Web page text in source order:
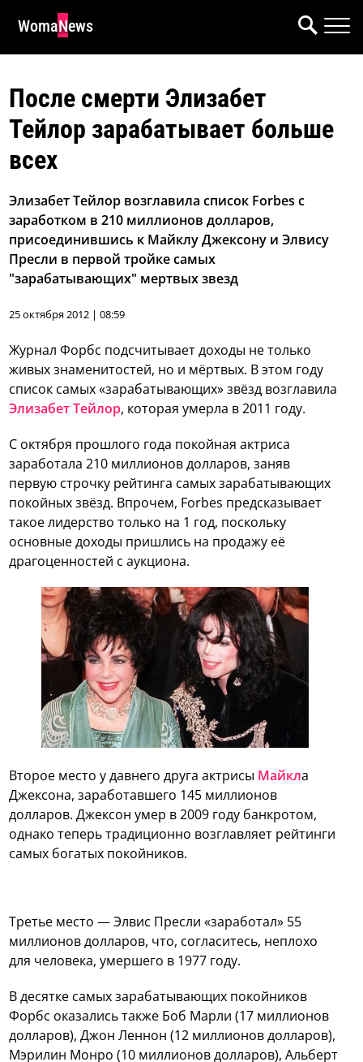
WomaNews
После смерти Элизабет
Тейлор зарабатывает больше
всех
Элизабет Тейлор возглавила список Forbes с
заработком в 210 миллионов долларов,
присоединившись к Майклу Джексону и Элвису
Пресли в первой тройке самых
"зарабатывающих" мертвых звезд
25 октября 2012 | 08:59
Журнал Форбс подсчитывает доходы не только
живых знаменитостей, но и мёртвых. В этом году
список самых «зарабатывающих» звёзд возглавила
Элизабет Тейлор, которая умерла в 2011 году.
С октября прошлого года покойная актриса
заработала 210 миллионов долларов, заняв
первую строчку рейтинга самых зарабатывающих
покойных звёзд. Впрочем, Forbes предсказывает
такое лидерство только на 1 год, поскольку
основные доходы пришлись на продажу её
драгоценностей с аукциона.
Второе место у давнего друга актрисы Майкла
Джексона, заработавшего 145 миллионов
долларов. Джексон умер в 2009 году банкротом,
однако теперь традиционно возглавляет рейтинги
самых богатых покойников.
Третье место — Элвис Пресли «заработал» 55
миллионов долларов, что, согласитесь, неплохо
для человека, умершего в 1977 году.
В десятке самых зарабатывающих покойников
Форбс оказались также Боб Марли (17 миллионов
долларов), Джон Леннон (12 миллионов долларов),
Мэрилин Монро (10 миллионов долларов), Альберт